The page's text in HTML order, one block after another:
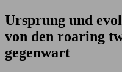
Ursprung und
von den roaring
gegenwart